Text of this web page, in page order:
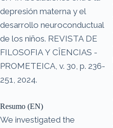
depresión materna y el
desarrollo neuroconductual
de los niños. REVISTA DE
FILOSOFIA Y CÎENCIAS -
PROMETEICA, v. 30, p. 236-
251, 2024.
Resumo (EN)
We investigated the